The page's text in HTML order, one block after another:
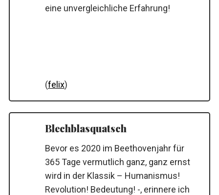
eine unvergleichliche Erfahrung!
(felix)
Blechblasquatsch
Bevor es 2020 im Beethovenjahr für
365 Tage vermutlich ganz, ganz ernst
wird in der Klassik – Humanismus!
Revolution! Bedeutung! -, erinnere ich